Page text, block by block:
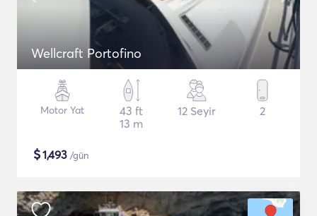
Wellcraft Portofino
Motor Yat
43 ft
13 m
12 Seyir 2
$1,493 /gün